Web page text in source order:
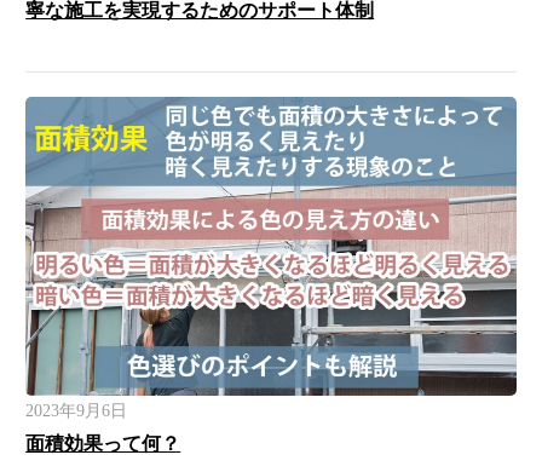
寧な施工を実現するためのサポート体制
2023年9月6日
面積効果って何？